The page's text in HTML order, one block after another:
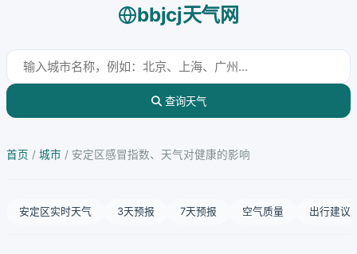
bbjcj天气网
查询天气
首页 / 城市 / 安定区感冒指数、天气对健康的影响
安定区实时天气 3天预报 7天预报 空气质量 出行建议